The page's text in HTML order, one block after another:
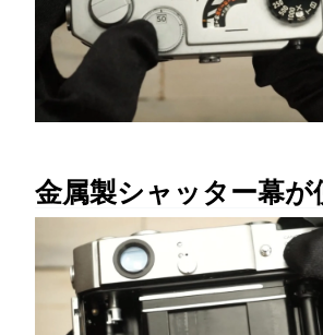
金属製シャッター幕が